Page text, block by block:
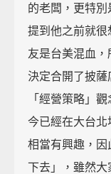
的老闆，更特
提到他之前就很
友是台美混血
決定合開了披薩
「經營策略」
今已經在大台北
相當有興趣，因
下去」，雖然大